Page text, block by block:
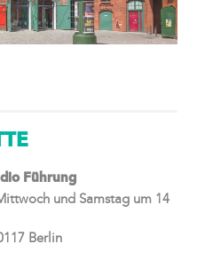
Führung
und Samstag um 14
Berlin